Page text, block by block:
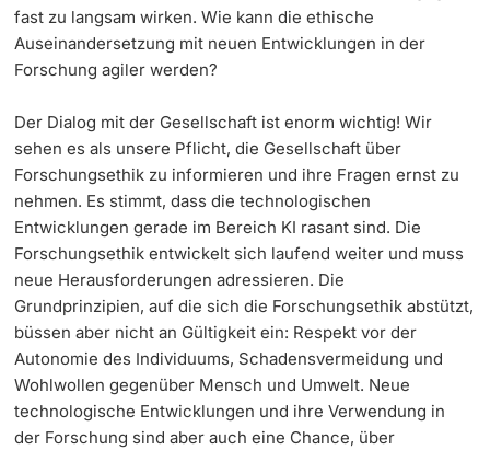
fast zu langsam wirken. Wie kann die ethische
Auseinandersetzung mit neuen Entwicklungen in der
Forschung agiler werden?
Der Dialog mit der Gesellschaft ist enorm wichtig! Wir
sehen es als unsere Pflicht, die Gesellschaft über
Forschungsethik zu informieren und ihre Fragen ernst zu
nehmen. Es stimmt, dass die technologischen
Entwicklungen gerade im Bereich KI rasant sind. Die
Forschungsethik entwickelt sich laufend weiter und muss
neue Herausforderungen adressieren. Die
Grundprinzipien, auf die sich die Forschungsethik abstützt,
büssen aber nicht an Gültigkeit ein: Respekt vor der
Autonomie des Individuums, Schadensvermeidung und
Wohlwollen gegenüber Mensch und Umwelt. Neue
technologische Entwicklungen und ihre Verwendung in
der Forschung sind aber auch eine Chance, über